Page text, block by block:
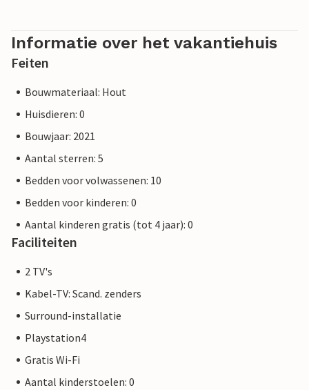
Informatie over het vakantiehuis
Feiten
Bouwmateriaal: Hout
Huisdieren: 0
Bouwjaar: 2021
Aantal sterren: 5
Bedden voor volwassenen: 10
Bedden voor kinderen: 0
Aantal kinderen gratis (tot 4 jaar): 0
Faciliteiten
2 TV's
Kabel-TV: Scand. zenders
Surround-installatie
Playstation4
Gratis Wi-Fi
Aantal kinderstoelen: 0